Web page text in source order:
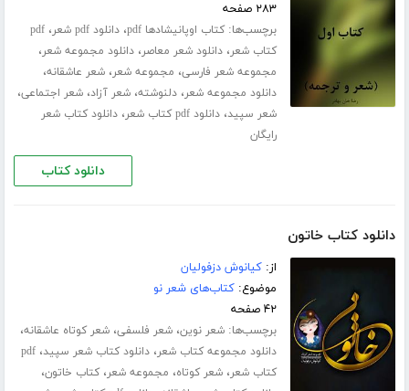
۲۸۳ صفحه
برچسب‌ها:کتاب اوپانیشادها pdf ،دانلود pdf شعر ،pdf
کتاب شعر،دانلود شعر معاصر،دانلود مجموعه شعر،
مجموعه شعر فارسی، مجموعه شعر،شعر عاشقانه،
دانلود مجموعه شعر،دلنوشته،شعر آزاد،شعر اجتماعی،
شعر سپید،دانلود pdf کتاب شعر ،دانلود کتاب شعر
رایگان
دانلود کتاب
دانلود کتاب خاتون
از:کیانوش دزفولیان
موضوع:کتاب‌های شعر نو
۴۲ صفحه
برچسب‌ها:شعر نوین،شعر فلسفی،شعر کوتاه عاشقانه،
دانلود مجموعه کتاب شعر،دانلود کتاب شعر سپید،pdf
کتاب شعر،شعر کوتاه، مجموعه شعر،کتاب خاتون،